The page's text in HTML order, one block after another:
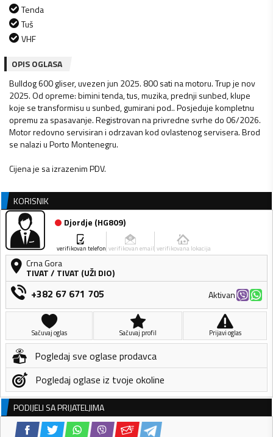
Tenda
Tuš
VHF
OPIS OGLASA
Bulldog 600 gliser, uvezen jun 2025. 800 sati na motoru. Trup je nov
2025. Od opreme: bimini tenda, tus, muzika, prednji sunbed, klupe
koje se transformisu u sunbed, gumirani pod.. Posjeduje kompletnu
opremu za spasavanje. Registrovan na privredne svrhe do 06/2026.
Motor redovno servisiran i odrzavan kod ovlastenog servisera. Brod
se nalazi u Porto Montenegru.
Cijena je sa izrazenim PDV.
KORISNIK
Djordje (HG809)
verifikovan telefon verifikovan email verifikovana lokacija
Crna Gora
TIVAT/ TIVAT (UŽI DIO)
+382 67 671 705 Aktivan
Sačuvaj oglas Sačuvaj profil Prijavi oglas
Pogledaj sve oglase prodavca
Pogledaj oglase iz tvoje okoline
PODIJELI SA PRIJATELJIMA